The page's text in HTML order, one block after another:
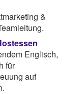
&
Englisch,
für
auf